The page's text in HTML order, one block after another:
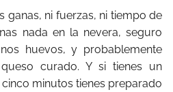
ganas, ni fuerzas, ni tiempo de
nada en la nevera, seguro
huevos, y probablemente
curado. Y si tienes un
minutos tienes preparado